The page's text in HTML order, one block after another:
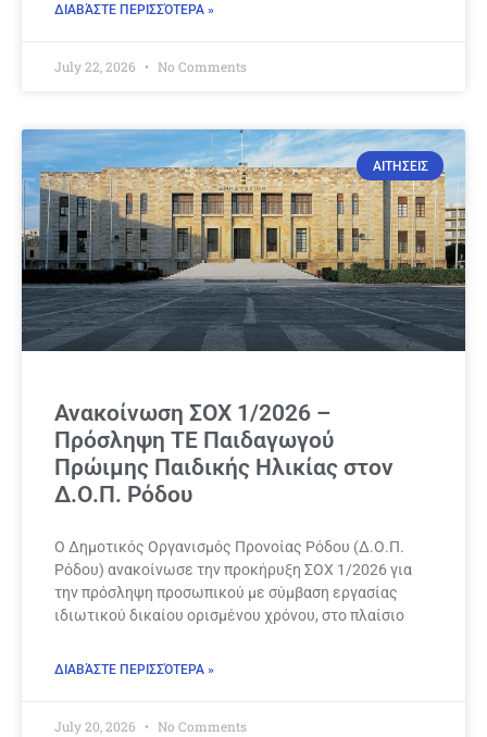
ΔΙΑΒΆΣΤΕ ΠΕΡΙΣΣΌΤΕΡΑ »
July 22, 2026 No Comments
ΑΙΤΗΣΕΙΣ
Ανακοίνωση ΣΟΧ 1/2026 –
Πρόσληψη ΤΕ Παιδαγωγού
Πρώιμης Παιδικής Ηλικίας στον
Δ.Ο.Π. Ρόδου
Ο Δημοτικός Οργανισμός Προνοίας Ρόδου (Δ.Ο.Π.
Ρόδου) ανακοίνωσε την προκήρυξη ΣΟΧ 1/2026 για
την πρόσληψη προσωπικού με σύμβαση εργασίας
ιδιωτικού δικαίου ορισμένου χρόνου, στο πλαίσιο
ΔΙΑΒΆΣΤΕ ΠΕΡΙΣΣΌΤΕΡΑ »
July 20, 2026 No Comments